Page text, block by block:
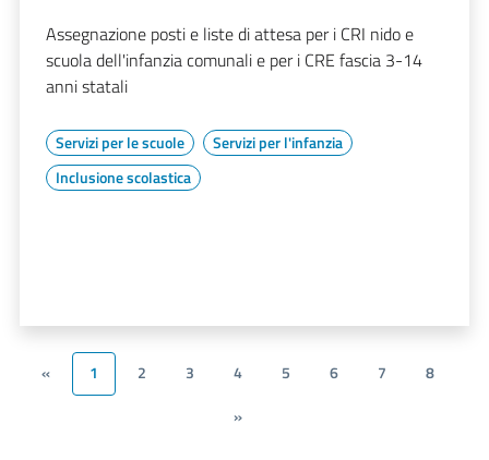
Assegnazione posti e liste di attesa per i CRI nido e
scuola dell'infanzia comunali e per i CRE fascia 3-14
anni statali
Servizi per le scuole
Servizi per l'infanzia
Inclusione scolastica
« 1 2 3 4 5 6 7
8
»